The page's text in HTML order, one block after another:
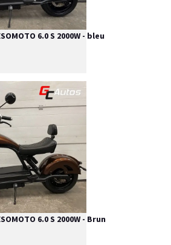
6.0 S 2000W - bleu
6.0 S 2000W - Brun